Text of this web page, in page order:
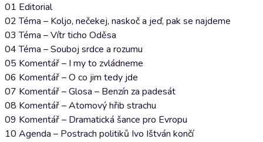
01 Editorial
02 Téma – Koljo, nečekej, naskoč a jeď, pak se najdeme
03 Téma – Vítr ticho Oděsa
04 Téma – Souboj srdce a rozumu
05 Komentář – I my to zvládneme
06 Komentář – O co jim tedy jde
07 Komentář – Glosa – Benzín za padesát
08 Komentář – Atomový hřib strachu
09 Komentář – Dramatická šance pro Evropu
10 Agenda – Postrach politiků Ivo Ištván končí